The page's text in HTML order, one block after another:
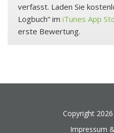
verfasst. Laden Sie
Logbuch“ im iTunes App
erste Bewertung.
Copyright
Impressum